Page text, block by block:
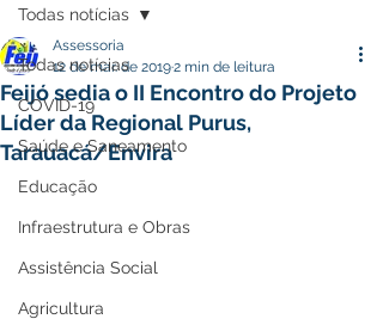
Todas notícias
COVID-19
Saúde e Saneamento
Educação
Infraestrutura e Obras
Assistência Social
Agricultura
Todas notícias
Feijó sedia o II Encontro do Projeto
Líder da Regional Purus,
Tarauacá/Envira
Assessoria
12 de mar. de 20192 min de leitura